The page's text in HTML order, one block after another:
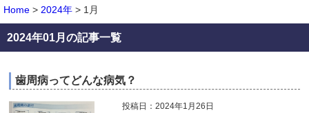
Home > 2024年 > 1月
2024年01月の記事一覧
歯周病ってどんな病気？
投稿日：2024年1月26日